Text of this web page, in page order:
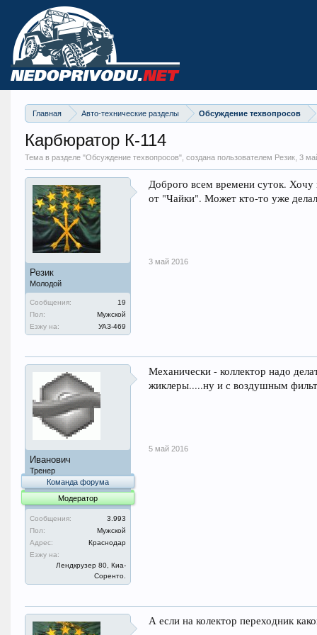
Главная Авто-технические разделы Обсуждение техвопросов
Карбюратор К-114
Тема в разделе "Обсуждение техвопросов", создана пользователем Резик, 3
Резик
Молодой
Сообщения:
19
Пол:
Мужской
Езжу на:
УАЗ-469
Доброго всем времени суток.
от "Чайки". Может кто-то уже
3 май 2016
Иванович
Тренер
Команда форума
Модератор
Сообщения:
3.993
Пол:
Мужской
Адрес:
Краснодар
Езжу на:
Лендкрузер 80, Киа-
Соренто.
Механически - коллектор надо
жиклеры.....ну и с воздушным
5 май 2016
А если на колектор переходник